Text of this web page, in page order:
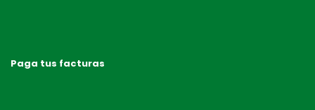
Paga tus facturas